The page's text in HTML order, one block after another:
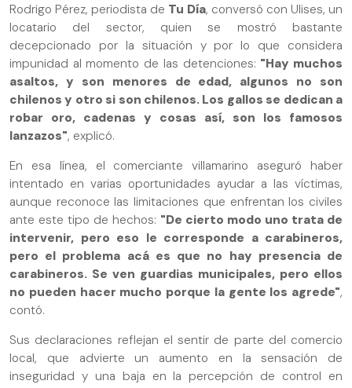
Rodrigo Pérez, periodista de Tu Día, conversó con Ulises, un
locatario del sector, quien se mostró bastante
decepcionado por la situación y por lo que considera
impunidad al momento de las detenciones: "Hay muchos
asaltos, y son menores de edad, algunos no son
chilenos y otro si son chilenos. Los gallos se dedican a
robar oro, cadenas y cosas así, son los famosos
lanzazos", explicó.
En esa línea, el comerciante villamarino aseguró haber
intentado en varias oportunidades ayudar a las víctimas,
aunque reconoce las limitaciones que enfrentan los civiles
ante este tipo de hechos: "De cierto modo uno trata de
intervenir, pero eso le corresponde a carabineros,
pero el problema acá es que no hay presencia de
carabineros. Se ven guardias municipales, pero ellos
no pueden hacer mucho porque la gente los agrede",
contó.
Sus declaraciones reflejan el sentir de parte del comercio
local, que advierte un aumento en la sensación de
inseguridad y una baja en la percepción de control en